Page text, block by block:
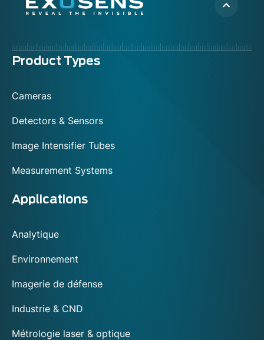
Menu
Product Types
Cameras
Detectors & Sensors
Image Intensifier Tubes
Measurement Systems
Applications
Analytique
Environnement
Imagerie de défense
Industrie & CND
Métrologie laser & optique